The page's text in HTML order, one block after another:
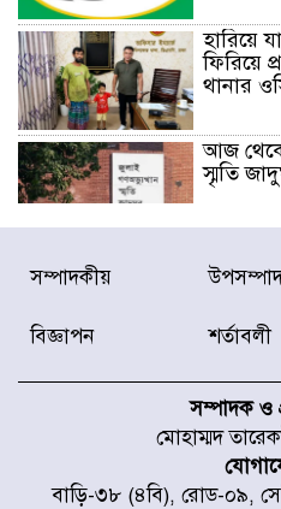
হারিয়ে
ফিরিয়ে
থানার
আজ
স্মৃতি
অফিসের
করেছে
চূড়ান্ত
প্রত্যেক
সম্পাদকীয়
বিজ্ঞাপন শর্তাবলী
সম্পাদক ও
মোহাম্মদ
বাড়ি-৩৮ (৪বি), রোড-০৯,